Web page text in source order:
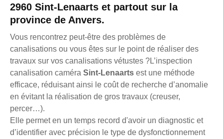
2960 Sint-Lenaarts et partout sur la
province de Anvers.
Vous rencontrez peut-être des problèmes de
canalisations ou vous êtes sur le point de réaliser des
travaux sur vos canalisations vétustes ?L’inspection
canalisation caméra Sint-Lenaarts est une méthode
efficace, réduisant ainsi le coût de recherche d’anomalie
en évitant la réalisation de gros travaux (creuser,
percer…).
Elle permet en un temps record d'avoir un diagnostic et
d’identifier avec précision le type de dysfonctionnement